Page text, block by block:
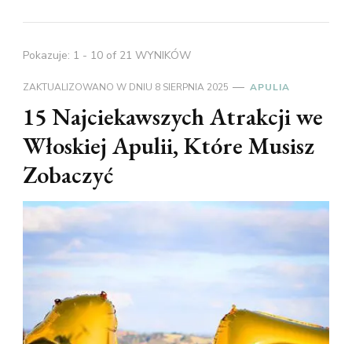
Pokazuje: 1 - 10 of 21 WYNIKÓW
ZAKTUALIZOWANO W DNIU 8 SIERPNIA 2025 APULIA
15 Najciekawszych Atrakcji we
Włoskiej Apulii, Które Musisz
Zobaczyć